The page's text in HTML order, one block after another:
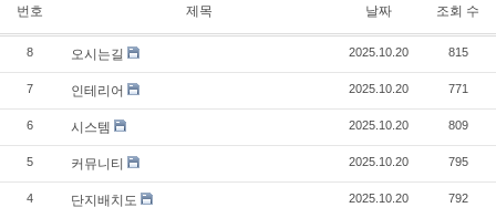
번호 제목 날짜 조회 수
8 오시는길 2025.10.20 815
7 인테리어 2025.10.20 771
6 시스템 2025.10.20 809
5 커뮤니티 2025.10.20 795
4 단지배치도 2025.10.20 792